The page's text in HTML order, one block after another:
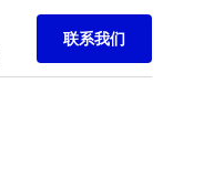
联系我们